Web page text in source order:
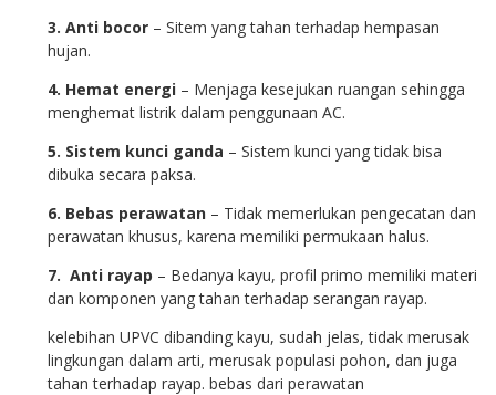
3. Anti bocor– Sitem yang tahan terhadap hempasan
hujan.
4. Hemat energi– Menjaga kesejukan ruangan sehingga
menghemat listrik dalam penggunaan AC.
5. Sistem kunci ganda – Sistem kunci yang tidak bisa
dibuka secara paksa.
6. Bebas perawatan– Tidak memerlukan pengecatan dan
perawatan khusus, karena memiliki permukaan halus.
7. Anti rayap – Bedanya kayu, profil primo memiliki materi
dan komponen yang tahan terhadap serangan rayap.
kelebihan UPVC dibanding kayu, sudah jelas, tidak merusak
lingkungan dalam arti, merusak populasi pohon, dan juga
tahan terhadap rayap. bebas dari perawatan